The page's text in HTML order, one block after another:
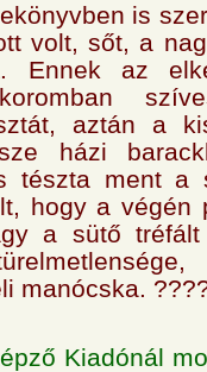
is
volt, sőt, a
Ennek az
aztán a
házi
tészta ment a
hogy a végén
a sütő
manócska.
Kiadónál